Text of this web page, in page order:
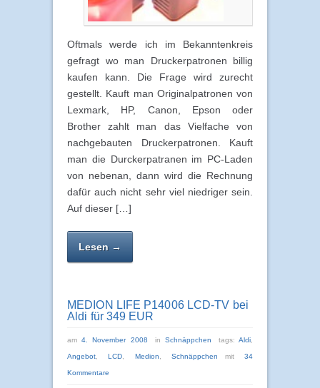
Oftmals werde ich im Bekanntenkreis
gefragt wo man Druckerpatronen billig
kaufen kann. Die Frage wird zurecht
gestellt. Kauft man Originalpatronen von
Lexmark, HP, Canon, Epson oder
Brother zahlt man das Vielfache von
nachgebauten Druckerpatronen. Kauft
man die Durckerpatranen im PC-Laden
von nebenan, dann wird die Rechnung
dafür auch nicht sehr viel niedriger sein.
Auf dieser […]
Lesen →
MEDION LIFE P14006 LCD-TV bei
Aldi für 349 EUR
am4. November 2008 in Schnäppchen tags:Aldi
Angebot ,LCD Medion Schnäppchen mit 34
Kommentare